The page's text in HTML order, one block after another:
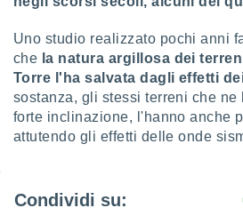
Uno studio realizzato pochi anni
che la natura argillosa dei
Torre l'ha salvata dagli effetti
sostanza, gli stessi terreni che ne
forte inclinazione, l'hanno anche
attutendo gli effetti delle onde
Condividi su: